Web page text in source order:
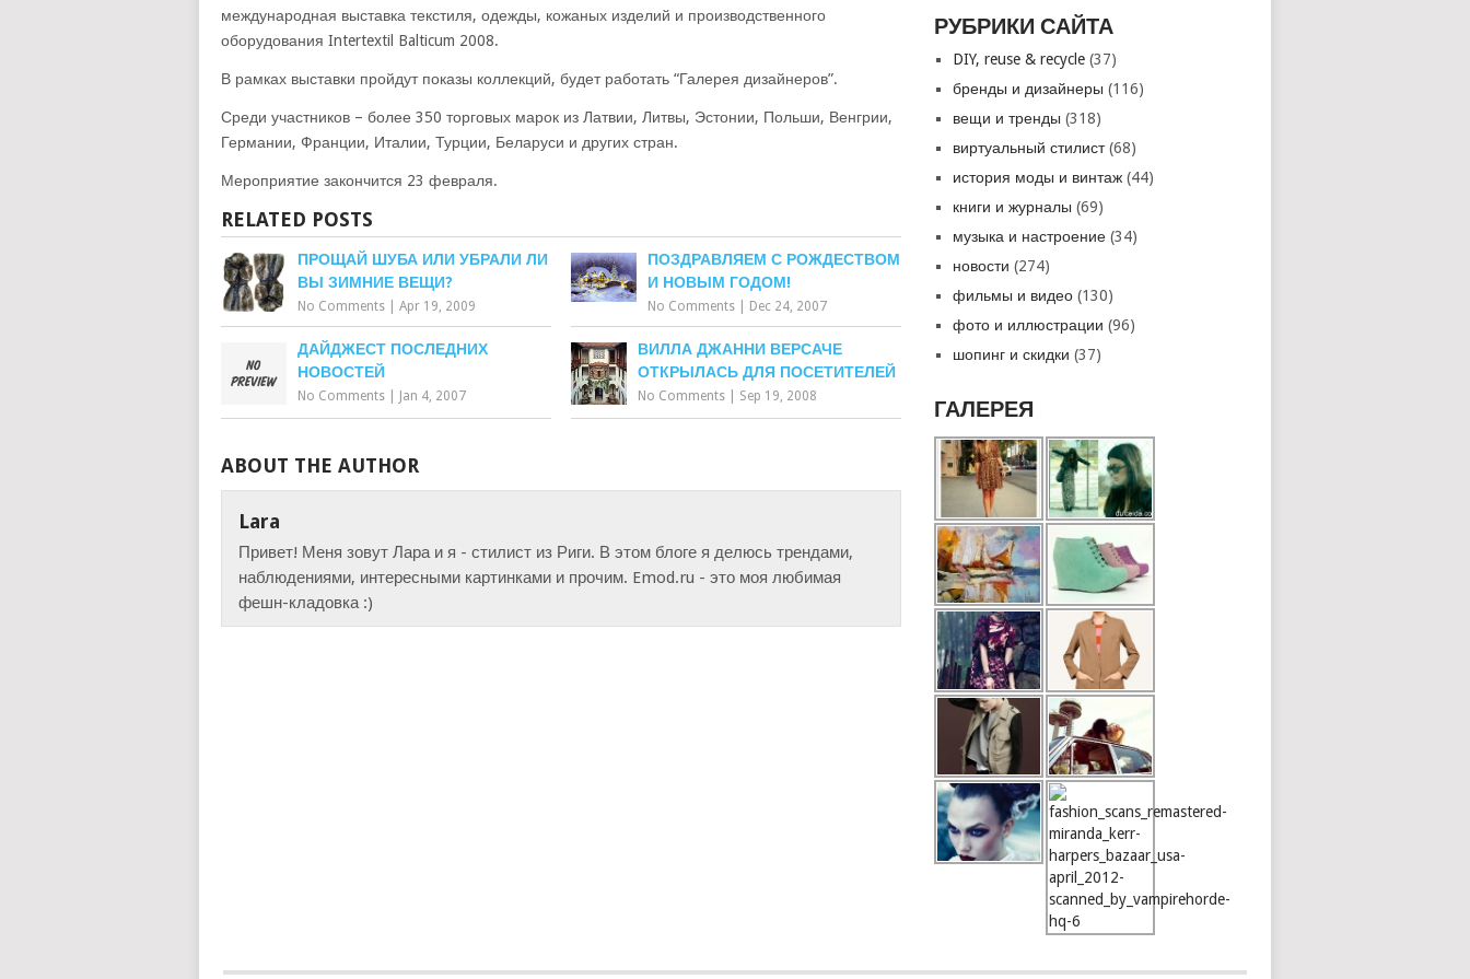
международная выставка текстиля, одежды, кожаных изделий и производственного
оборудования Intertextil Balticum 2008.
В рамках выставки пройдут показы коллекций, будет работать “Галерея дизайнеров”.
Среди участников – более 350 торговых марок из Латвии, Литвы, Эстонии, Польши, Венгрии,
Германии, Франции, Италии, Турции, Беларуси и других стран.
Мероприятие закончится 23 февраля.
RELATED POSTS
ПРОЩАЙ ШУБА ИЛИ УБРАЛИ ЛИ
ВЫ ЗИМНИЕ ВЕЩИ?
No Comments Apr 19, 2009
ПОЗДРАВЛЯЕМ С РОЖДЕСТВОМ
И НОВЫМ ГОДОМ!
No Comments Dec 24, 2007
ДАЙДЖЕСТ ПОСЛЕДНИХ
НОВОСТЕЙ
No Comments Jan 4, 2007
ВИЛЛА ДЖАННИ ВЕРСАЧЕ
ОТКРЫЛАСЬ ДЛЯ ПОСЕТИТЕЛЕЙ
No Comments Sep 19, 2008
ABOUT THE AUTHOR
Lara
Привет! Меня зовут Лара и я - стилист из Риги. В этом блоге я делюсь трендами,
наблюдениями, интересными картинками и прочим. Emod.ru - это моя любимая
фешн-кладовка :)
РУБРИКИ САЙТА
DIY, reuse & recycle (37)
бренды и дизайнеры (116)
вещи и тренды (318)
виртуальный стилист(68)
история моды и винтаж (44)
книги и журналы (69)
музыка и настроение (34)
новости (274)
фильмы и видео (130)
фото и иллюстрации (96)
шопинг и скидки (37)
ГАЛЕРЕЯ